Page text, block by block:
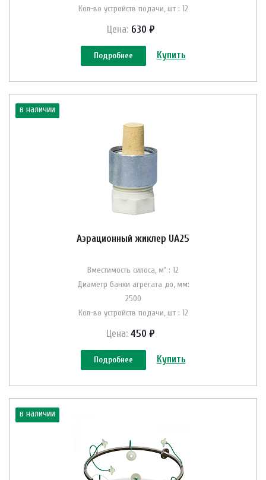
Кол-во устройств подачи, шт : 12
Цена: 630 ₽
Подробнее Купить
в наличии
Аэрационный жиклер UA25
Вместимость силоса, м³ : 12
Диаметр банки агрегата до, мм:
2500
Кол-во устройств подачи, шт : 12
Цена: 450 ₽
Подробнее Купить
в наличии